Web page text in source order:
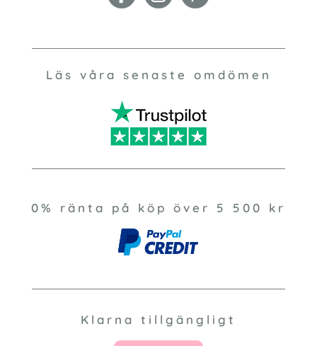
Läs våra senaste omdömen
0% ränta på köp över 5 500 kr
Klarna tillgängligt